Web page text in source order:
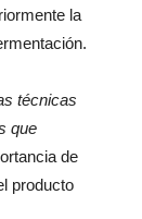
la
técnicas
que
de
producto